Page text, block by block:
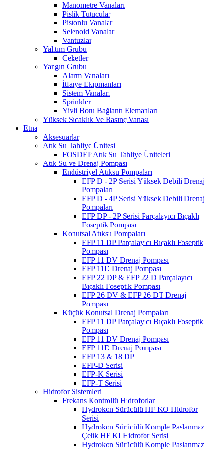
Manometre Vanaları
Pislik Tutucular
Pistonlu Vanalar
Selenoid Vanalar
Vantuzlar
Yalıtım Grubu
Ceketler
Yangın Grubu
Alarm Vanaları
İtfaiye Ekipmanları
Sistem Vanaları
Sprinkler
Yivli Boru Bağlantı Elemanları
Yüksek Sıcaklık Ve Basınç Vanası
Etna
Aksesuarlar
Atık Su Tahliye Ünitesi
FOSDEP Atık Su Tahliye Üniteleri
Atık Su ve Drenaj Pompası
Endüstriyel Atıksu Pompaları
EFP D - 2P Serisi Yüksek Debili Drenaj
Pompaları
EFP D - 4P Serisi Yüksek Debili Drenaj
Pompaları
EFP DP - 2P Serisi Parçalayıcı Bıçaklı
Foseptik Pompası
Konutsal Atıksu Pompaları
EFP 11 DP Parçalayıcı Bıçaklı Foseptik
Pompası
EFP 11 DV Drenaj Pompası
EFP 11D Drenaj Pompası
EFP 22 DP & EFP 22 D Parçalayıcı
Bıçaklı Foseptik Pompası
EFP 26 DV & EFP 26 DT Drenaj
Pompası
Küçük Konutsal Drenaj Pompaları
EFP 11 DP Parçalayıcı Bıçaklı Foseptik
Pompası
EFP 11 DV Drenaj Pompası
EFP 11D Drenaj Pompası
EFP 13 & 18 DP
EFP-D Serisi
EFP-K Serisi
EFP-T Serisi
Hidrofor Sistemleri
Frekans Kontrollü Hidroforlar
Hydrokon Sürücülü HF KO Hidrofor
Serisi
Hydrokon Sürücülü Komple Paslanmaz
Çelik HF KI Hidrofor Serisi
Hydrokon Sürücülü Komple Paslanmaz